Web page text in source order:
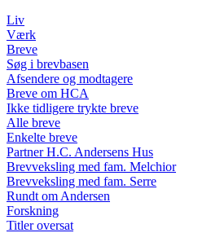
Liv
Værk
Breve
Søg i brevbasen
Afsendere og modtagere
Breve om HCA
Ikke tidligere trykte breve
Alle breve
Enkelte breve
Partner H.C. Andersens Hus
Brevveksling med fam. Melchior
Brevveksling med fam. Serre
Rundt om Andersen
Forskning
Titler oversat